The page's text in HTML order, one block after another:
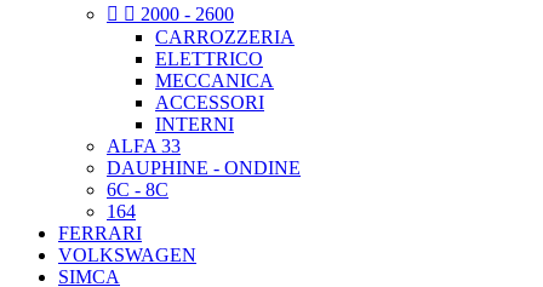
  2000 - 2600
CARROZZERIA
ELETTRICO
MECCANICA
ACCESSORI
INTERNI
ALFA 33
DAUPHINE - ONDINE
6C - 8C
164
FERRARI
VOLKSWAGEN
SIMCA